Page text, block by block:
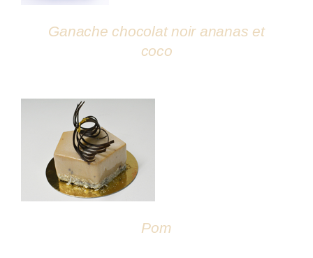
Ganache chocolat noir ananas et
coco
DÉTAILS
Pom